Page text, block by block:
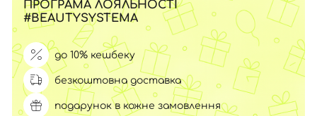
ПРОГРАМА ЛОЯЛЬНОСТІ
#BEAUTYSYSTEMA
до 10% кешбеку
безкоштовна доставка
подарунок в кожне замовлення